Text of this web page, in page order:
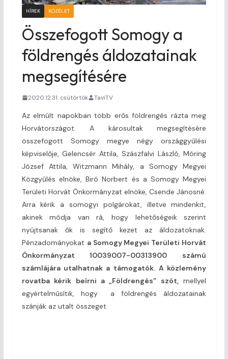
HÍREK KÖZÉLET
Összefogott Somogy a
földrengés áldozatainak
megsegítésére
2020.12.31. csütörtök TaviTV
Az elmúlt napokban több erős földrengés rázta meg
Horvátországot. A károsultak megsegítésére
összefogott Somogy megye négy országgyűlési
képviselője, Gelencsér Attila, Szászfalvi László, Móring
József Attila, Witzmann Mihály, a Somogy Megyei
Közgyűlés elnöke, Biró Norbert és a Somogy Megyei
Területi Horvát Önkormányzat elnöke, Csende Jánosné.
Arra kérik a somogyi polgárokat, illetve mindenkit,
akinek módja van rá, hogy lehetőségeik szerint
nyújtsanak ők is segítő kezet az áldozatoknak.
Pénzadományokat a Somogy Megyei Területi Horvát
Önkormányzat 10039007-00313900 számú
számlájára utalhatnak a támogatók. A közlemény
rovatba kérik beírni a „Földrengés” szót,mellyel
egyértelműsítik, hogy a földrengés áldozatainak
szánják az utalt összeget.